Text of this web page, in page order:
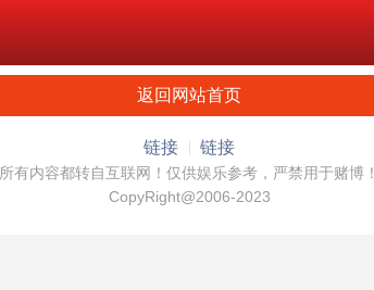
返回网站首页
链接 链接
所有内容都转自互联网！仅供娱乐参考，严禁用于赌博！
CopyRight@2006-2023